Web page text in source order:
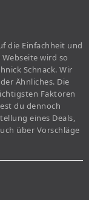
die Einfachheit und
wird so
Schnack. Wir
Ähnliches. Die
Faktoren
du dennoch
eines Deals,
über Vorschläge